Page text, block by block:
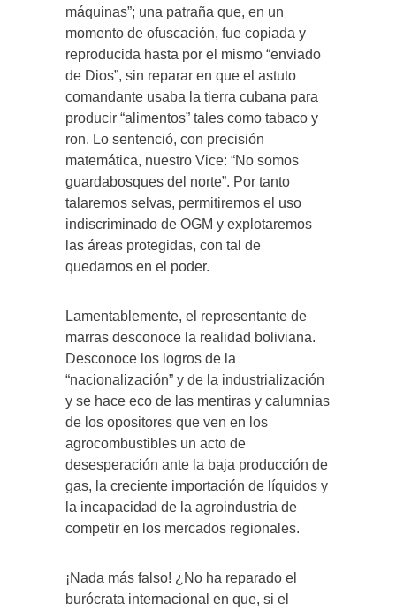
máquinas”; una patraña que, en un
momento de ofuscación, fue copiada y
reproducida hasta por el mismo “enviado
de Dios”, sin reparar en que el astuto
comandante usaba la tierra cubana para
producir “alimentos” tales como tabaco y
ron. Lo sentenció, con precisión
matemática, nuestro Vice: “No somos
guardabosques del norte”. Por tanto
talaremos selvas, permitiremos el uso
indiscriminado de OGM y explotaremos
las áreas protegidas, con tal de
quedarnos en el poder.
Lamentablemente, el representante de
marras desconoce la realidad boliviana.
Desconoce los logros de la
“nacionalización” y de la industrialización
y se hace eco de las mentiras y calumnias
de los opositores que ven en los
agrocombustibles un acto de
desesperación ante la baja producción de
gas, la creciente importación de líquidos y
la incapacidad de la agroindustria de
competir en los mercados regionales.
¡Nada más falso! ¿No ha reparado el
burócrata internacional en que, si el